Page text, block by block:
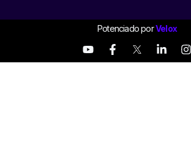
Potenciado porVelox